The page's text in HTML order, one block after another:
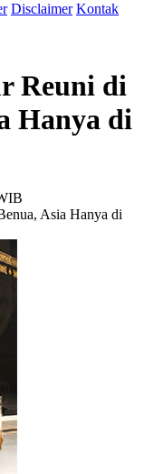
Disclaimer Kontak
Reuni di
Hanya di